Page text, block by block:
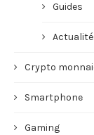
Guides
Crypto
Smartphone
Gaming